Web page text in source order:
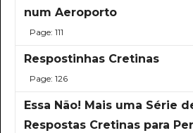
num Aeroporto
Page: 111
Respostinhas Cretinas
Page: 126
Essa Não! Mais uma Série
Respostas Cretinas para